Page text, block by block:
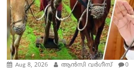
Aug 8, 2026 ആന്‍സി വര്‍ഗീസ് 0